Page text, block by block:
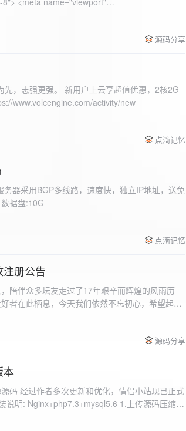
type="submit">上传文
a></p> <p>图片文件名:
源码分享
，志强更强。 新用户上云享超值优惠，2核2G
www.volcengine.com/activity/new
点滴记忆
器采用BGP多线路，速度快，独立IP地址，送免
据盘:10G
点滴记忆
册公告
陪伴众多坛友走过了17年艰辛而辉煌的风雨历
者在此栖息，今天我们依然不忘初心，希望起到
社区的总版规，以便更好地适应和享受我们的社
源码分享
本
码 经过作者多次更新和优化，情侣小站现已正式
说明: Nginx+php7.3+mysql5.6 1.上传源码压缩包